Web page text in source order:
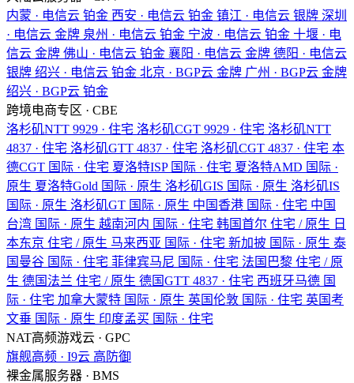
内蒙 · 电信云 铂金 西安 · 电信云 铂金 镇江 · 电信云 银牌 深圳
· 电信云 金牌 泉州 · 电信云 铂金 宁波 · 电信云 铂金 十堰 · 电
信云 金牌 佛山 · 电信云 铂金 襄阳 · 电信云 金牌 德阳 · 电信云
银牌 绍兴 · 电信云 铂金 北京 · BGP云 金牌 广州 · BGP云 金牌
绍兴 · BGP云 铂金
跨境电商专区 · CBE
洛杉矶NTT 9929 · 住宅 洛杉矶CGT 9929 · 住宅 洛杉矶NTT
4837 · 住宅 洛杉矶GTT 4837 · 住宅 洛杉矶CGT 4837 · 住宅 本
德CGT 国际 · 住宅 夏洛特ISP 国际 · 住宅 夏洛特AMD 国际 ·
原生 夏洛特Gold 国际 · 原生 洛杉矶GIS 国际 · 原生 洛杉矶IS
国际 · 原生 洛杉矶GT 国际 · 原生 中国香港 国际 · 住宅 中国
台湾 国际 · 原生 越南河内 国际 · 住宅 韩国首尔 住宅 / 原生 日
本东京 住宅 / 原生 马来西亚 国际 · 住宅 新加披 国际 · 原生 泰
国曼谷 国际 · 住宅 菲律宾马尼 国际 · 住宅 法国巴黎 住宅 / 原
生 德国法兰 住宅 / 原生 德国GTT 4837 · 住宅 西班牙马德 国
际 · 住宅 加拿大蒙特 国际 · 原生 英国伦敦 国际 · 住宅 英国考
文垂 国际 · 原生 印度孟买 国际 · 住宅
NAT高频游戏云 · GPC
旗舰高频 · I9云 高防御
裸金属服务器 · BMS